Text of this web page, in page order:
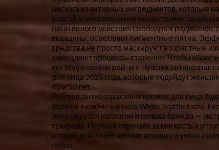
несколько активных ингредиентов, которые
влагой и питательными веществами,
негативного действия свободных радикалов,
морщины, осветляют пигментные пятна.
средства не просто маскируют возрастные
замедляют процессы старения. Чтобы
мы подготовили рейтинг лучших
для лица 2025 года, которые подойдут
40 и 50 лет.
Рейтинг антивозрастных кремов для лица
если не включить в него White Truffle Extra-
дело берутся коллаген и фишка бренда —
трюфеля. Первый отвечает за мягкость и
второй действует против морщин и
пятна.